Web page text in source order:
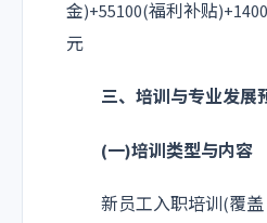
金)+55100(福利补贴
元
三、培训与专业发展
(一)培训类型与内容
新员工入职培训(覆盖